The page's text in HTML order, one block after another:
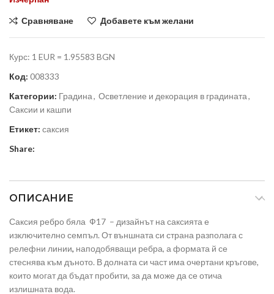
Сравняване Добавете към желани
Курс: 1 EUR = 1.95583 BGN
Код: 008333
Категории: Градина, Осветление и декорация в градината,
Саксии и кашпи
Етикет: саксия
Share:
ОПИСАНИЕ
Саксия ребро бяла Ф17 – дизайнът на саксията е
изключително семпъл. От външната си страна разполага с
релефни линии, наподобяващи ребра, а формата й се
стеснява към дъното. В долната си част има очертани кръгове,
които могат да бъдат пробити, за да може да се отича
излишната вода.